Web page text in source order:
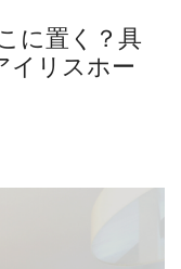
に置く？具
イリスホー